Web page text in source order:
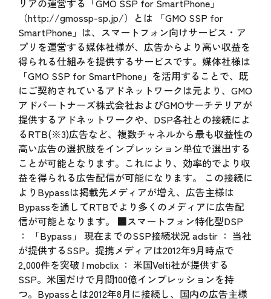
リアの運営する「GMO SSP for SmartPhone」
（http://gmossp-sp.jp/）とは 「GMO SSP for
SmartPhone」は、スマートフォン向けサービス・ア
プリを運営する媒体社様が、広告からより高い収益を
得られる仕組みを提供するサービスです。媒体社様は
「GMO SSP for SmartPhone」を活用することで、既
にご契約されているアドネットワークは元より、GMO
アドパートナーズ株式会社およびGMOサーチテリアが
提供するアドネットワークや、DSP各社との接続によ
るRTB(※3)広告など、複数チャネルから最も収益性の
高い広告の選択肢をインプレッション単位で選出する
ことが可能となります。これにより、効率的でより収
益を得られる広告配信が可能になります。 この接続に
よりBypassは掲載先メディアが増え、広告主様は
Bypassを通してRTBでより多くのメディアに広告配
信が可能となります。 ■スマートフォン特化型DSP
： 「Bypass」 現在までのSSP接続状況 adstir ： 当社
が提供するSSP。提携メディアは2012年9月時点で
2,000件を突破 ! mobclix ： 米国Velti社が提供する
SSP。米国だけで月間100億インプレッションを持
つ。Bypassとは2012年8月に接続し、国内の広告主様